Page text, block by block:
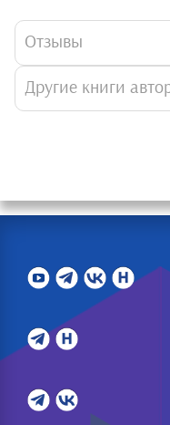
Отзывы
Другие книги